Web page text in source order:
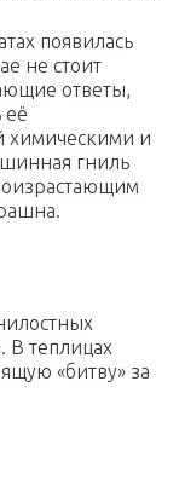
появилась
не стоит
ответы,
её
химическими и
гниль
В теплицах
«битву» за